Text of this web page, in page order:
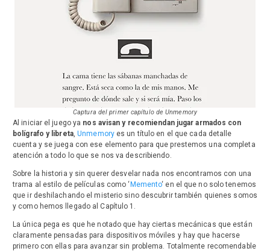
Captura del primer capítulo de Unmemory
Al iniciar el juego ya nos avisan y recomiendan jugar armados con
bolígrafo y libreta,Unmemoryes un título en el que cada detalle
cuenta y se juega con ese elemento para que prestemos una completa
atención a todo lo que se nos va describiendo.
Sobre la historia y sin querer desvelar nada nos encontramos con una
trama al estilo de películas como ‘ Memento‘ en el que no solo tenemos
que ir deshilachando el misterio sino descubrir también quienes somos
y como hemos llegado al Capítulo 1.
La única pega es que he notado que hay ciertas mecánicas que están
claramente pensadas para dispositivos móviles y hay que hacerse
primero con ellas para avanzar sin problema. Totalmente recomendable